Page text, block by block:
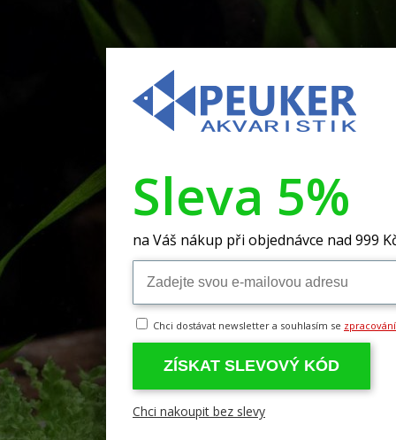
Sleva 5%
na Váš nákup při objednávce nad 999
Chci dostávat newsletter a souhlasím se
ZÍSKAT SLEVOVÝ KÓD
Chci nakoupit bez slevy